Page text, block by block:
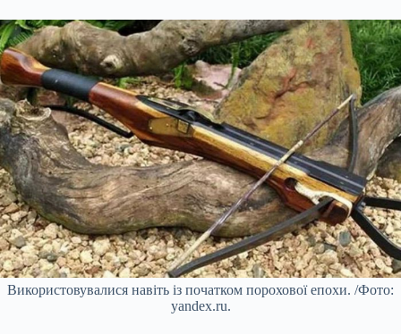
Використовувалися навіть із початком порохової епохи. /Фото:
yandex.ru.